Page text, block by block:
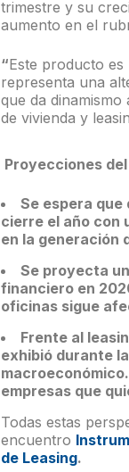
trimestre y su
aumento en el
“Este producto
representa una
que da
de vivienda y
Proyecciones
Se espera
cierre el año con
en la generación
Se proyecta
financiero en
oficinas sigue
Frente al
exhibió durante
empresas que
Todas estas
encuentro
de Leasing.